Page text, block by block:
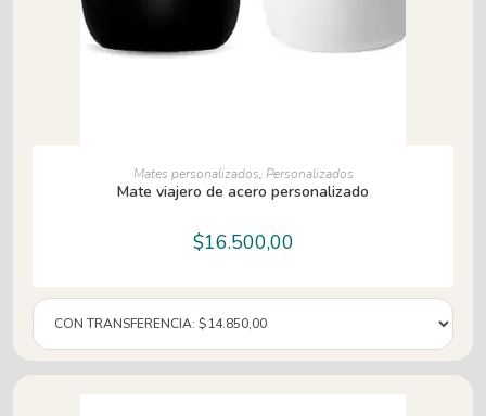
AÑADIR AL CARRITO
Mates personalizados, Personalizados
Mate viajero de acero personalizado
$16.500,00